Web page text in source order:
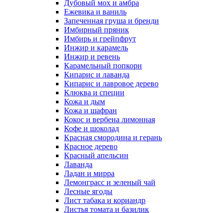
Дубовый мох и амбра
Ежевика и ваниль
Запеченная груша и бренди
Имбирный пряник
Имбирь и грейпфрут
Инжир и карамель
Инжир и ревень
Карамельный попкорн
Кипарис и лаванда
Кипарис и лавровое дерево
Клюква и специи
Кожа и дым
Кожа и шафран
Кокос и вербена лимонная
Кофе и шоколад
Красная смородина и герань
Красное дерево
Красный апельсин
Лаванда
Ладан и мирра
Лемонграсс и зеленый чай
Лесные ягоды
Лист табака и кориандр
Листья томата и базилик